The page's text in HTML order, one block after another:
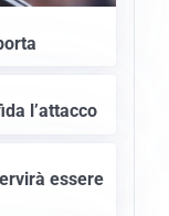
l’attacco
essere